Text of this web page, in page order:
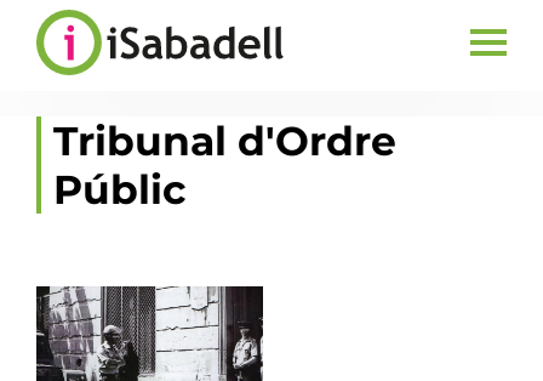
Tribunal d'Ordre
Públic